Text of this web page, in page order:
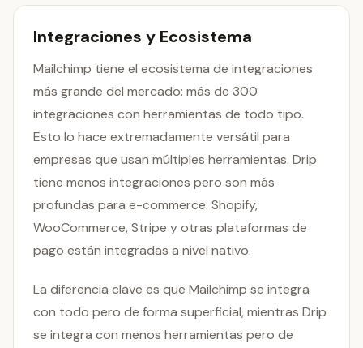
Integraciones y Ecosistema
Mailchimp tiene el ecosistema de integraciones
más grande del mercado: más de 300
integraciones con herramientas de todo tipo.
Esto lo hace extremadamente versátil para
empresas que usan múltiples herramientas. Drip
tiene menos integraciones pero son más
profundas para e-commerce: Shopify,
WooCommerce, Stripe y otras plataformas de
pago están integradas a nivel nativo.
La diferencia clave es que Mailchimp se integra
con todo pero de forma superficial, mientras Drip
se integra con menos herramientas pero de